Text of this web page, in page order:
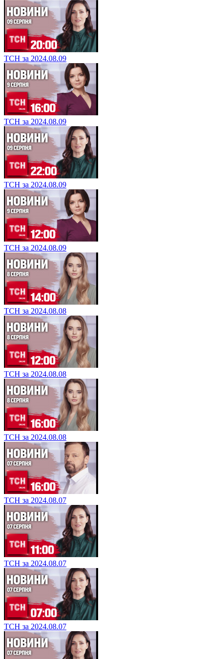
ТСН за 2024.08.09
ТСН за 2024.08.09
ТСН за 2024.08.09
ТСН за 2024.08.09
ТСН за 2024.08.08
ТСН за 2024.08.08
ТСН за 2024.08.08
ТСН за 2024.08.07
ТСН за 2024.08.07
ТСН за 2024.08.07